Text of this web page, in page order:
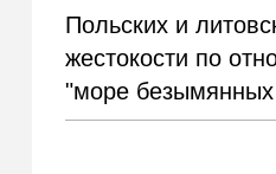
Польских и
жестокости по
"море безымянных